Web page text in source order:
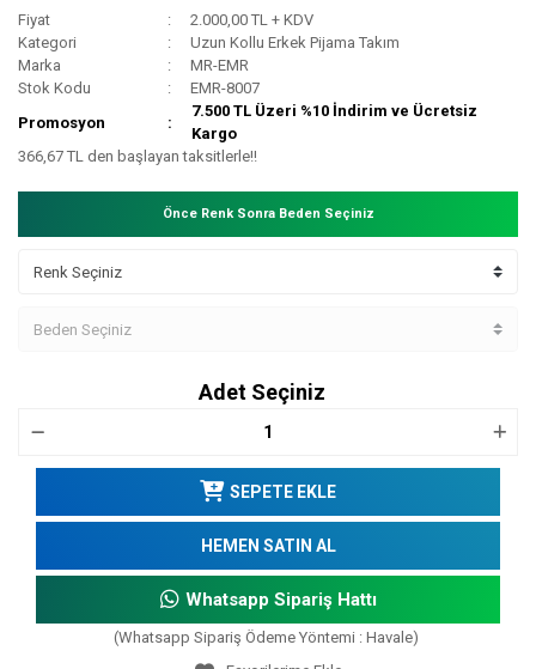
Fiyat
2.000,00 TL + KDV
Kategori
Uzun Kollu Erkek Pijama Takım
Marka
MR-EMR
Stok Kodu
EMR-8007
Promosyon
7.500 TL Üzeri %10 İndirim ve Ücretsiz
Kargo
366,67 TL den başlayan taksitlerle!!
Önce Renk Sonra Beden Seçiniz
Adet Seçiniz
SEPETE EKLE
HEMEN SATIN AL
Whatsapp Sipariş Hattı
(Whatsapp Sipariş Ödeme Yöntemi : Havale)